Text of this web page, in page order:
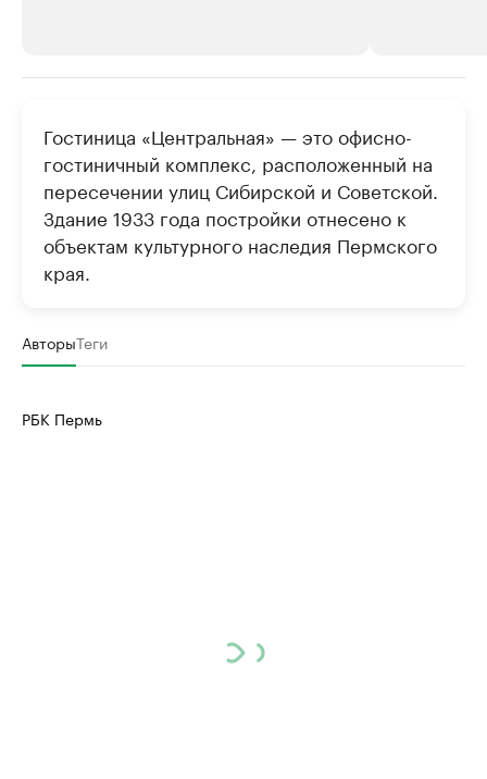
Крупнейшие производители и
продавцы медийной продукции
Ознакомьтесь с информацией в каталоге
Страховые
Посмотрите в
Гостиница «Центральная» — это офисно-
гостиничный комплекс, расположенный на
пересечении улиц Сибирской и Советской.
Здание 1933 года постройки отнесено к
объектам культурного наследия Пермского
края.
АвторыТеги
РБК Пермь